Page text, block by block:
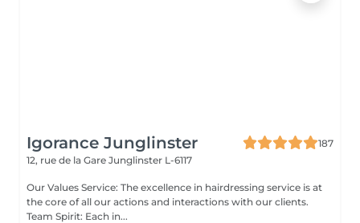
Igorance Junglinster
187
12, rue de la Gare Junglinster L-6117
Our Values Service: The excellence in hairdressing service is at
the core of all our actions and interactions with our clients.
Team Spirit: Each in...